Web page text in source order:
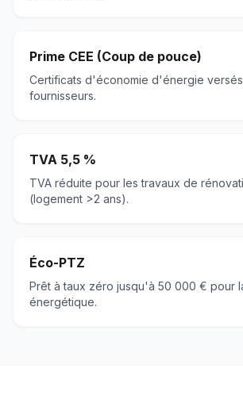
Prime CEE (Coup de pouce)
Certificats d'économie d'énergie
fournisseurs.
TVA 5,5 %
TVA réduite pour les travaux de
(logement >2 ans).
Éco-PTZ
Prêt à taux zéro jusqu'à 50 000 € pour
énergétique.